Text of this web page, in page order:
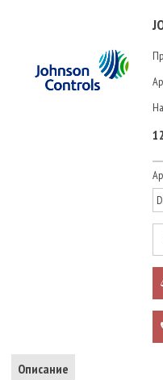
Описание